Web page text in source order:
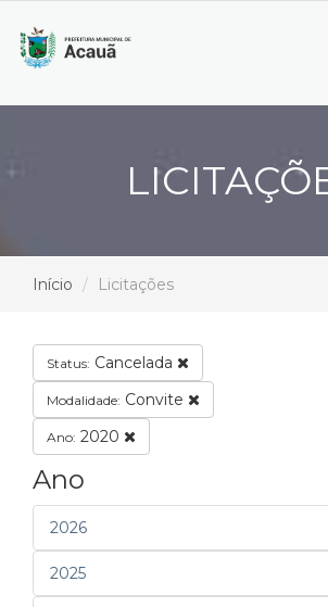
Início Licitações
Status: Cancelada
Modalidade: Convite
Ano: 2020
Ano
2026
2025